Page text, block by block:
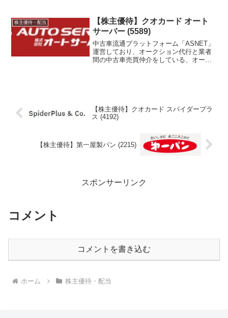
株主優待・配当
【株主優待】クオカード オート
サーバー (5589)
中古車流通プラットフォーム「ASNET」
運営しており、オークション代行と業者
間の中古車売買仲介をしている、オート
【株主優待】クオカード スパイダープラ
ス (4192)
【株主優待】第一屋製パン (2215)
スポンサーリンク
コメント
コメントを書き込む
ホーム 株主優待・配当